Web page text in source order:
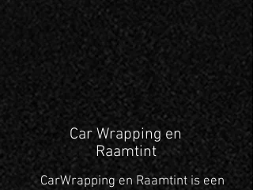
Car Wrapping en
Raamtint
CarWrapping en Raamtint is een